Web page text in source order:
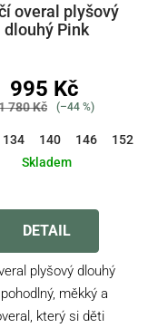
overal plyšový
dlouhý Pink
995 Kč
780 Kč (–44 %)
134 140 146
152
Skladem
hodnocení
produktu
5,0
5
hvězdiček.
DETAIL
plyšový dlouhý
měkký a
který si děti